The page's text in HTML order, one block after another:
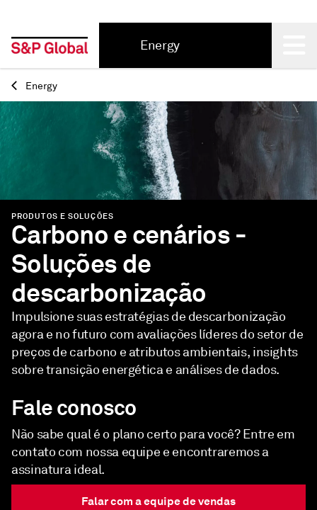
Energy
Back
Energy
PRODUTOS E SOLUÇÕES
Carbono e cenários -
Soluções de
descarbonização
Impulsione suas estratégias de descarbonização
agora e no futuro com avaliações líderes do setor de
preços de carbono e atributos ambientais, insights
sobre transição energética e análises de dados.
Fale conosco
Não sabe qual é o plano certo para você? Entre em
contato com nossa equipe e encontraremos a
assinatura ideal.
Falar com a equipe de vendas